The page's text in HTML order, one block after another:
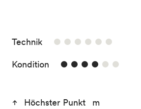
Technik/6
Kondition 4/6
Höchster Punkt m